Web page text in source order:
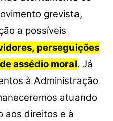
grevista,
a possíveis
perseguições
assédio moral. Já
à Administração
atuando
aos direitos e à